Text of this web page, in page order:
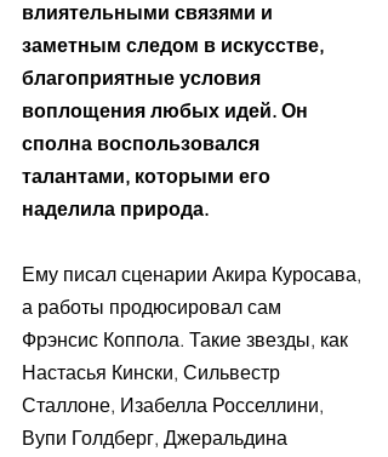
влиятельными связями и
заметным следом в искусстве,
благоприятные условия
воплощения любых идей. Он
сполна воспользовался
талантами, которыми его
наделила природа.
Ему писал сценарии Акира Куросава,
а работы продюсировал сам
Фрэнсис Коппола. Такие звезды, как
Настасья Кински, Сильвестр
Сталлоне, Изабелла Росселлини,
Вупи Голдберг, Джеральдина